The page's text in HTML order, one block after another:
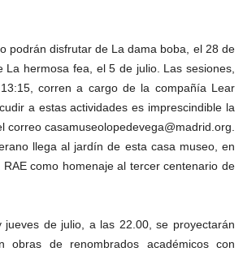
podrán disfrutar de La dama boba, el 28 de
La hermosa fea, el 5 de julio. Las sesiones,
corren a cargo de la compañía Lear
a estas actividades es imprescindible la
correo casamuseolopedevega@madrid.org.
llega al jardín de esta casa museo, en
como homenaje al tercer centenario de
jueves de julio, a las 22.00, se proyectarán
obras de renombrados académicos con